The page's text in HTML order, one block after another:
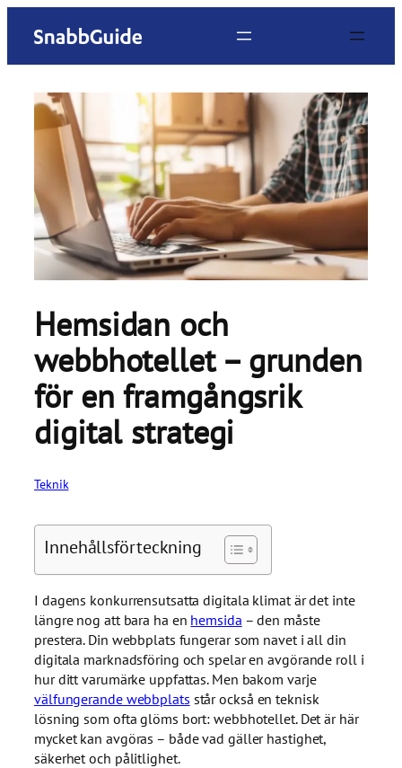
Hemsidan och
webbhotellet – grunden
för en framgångsrik
digital strategi
Teknik
Innehållsförteckning
I dagens konkurrensutsatta digitala klimat är det inte
längre nog att bara ha en hemsida – den måste
prestera. Din webbplats fungerar som navet i all din
digitala marknadsföring och spelar en avgörande roll i
hur ditt varumärke uppfattas. Men bakom varje
välfungerande webbplats står också en teknisk
lösning som ofta glöms bort: webbhotellet. Det är här
mycket kan avgöras – både vad gäller hastighet,
säkerhet och pålitlighet.